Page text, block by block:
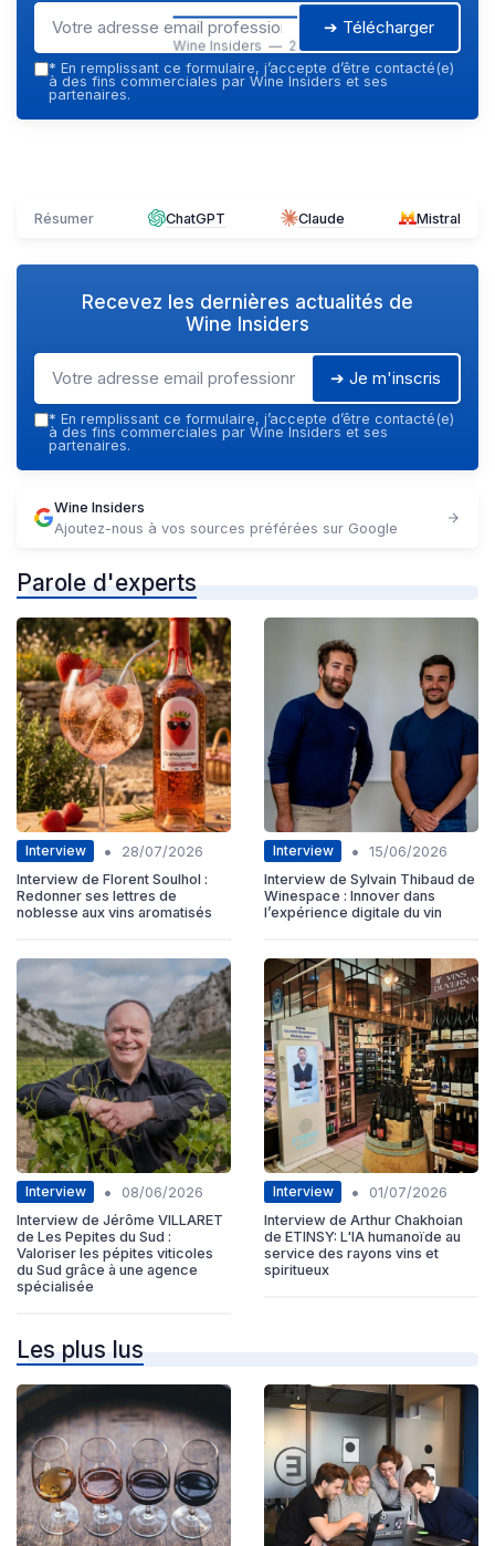
Wine Insiders — 2026
➔ Télécharger
* En remplissant ce formulaire, j’accepte d’être contacté(e)
à des fins commerciales par Wine Insiders et ses
partenaires.
Résumer ChatGPT Claude Mistral
Recevez les dernières actualités de
Wine Insiders
➔ Je m'inscris
* En remplissant ce formulaire, j’accepte d’être contacté(e)
à des fins commerciales par Wine Insiders et ses
partenaires.
Wine Insiders
Ajoutez-nous à vos sources préférées sur Google
Parole d'experts
Interview •
28/07/2026
Interview de Florent Soulhol :
Redonner ses lettres de
noblesse aux vins aromatisés
Interview •
15/06/2026
Interview de Sylvain Thibaud de
Winespace : Innover dans
l’expérience digitale du vin
Interview •
08/06/2026
Interview de Jérôme VILLARET
de Les Pepites du Sud :
Valoriser les pépites viticoles
du Sud grâce à une agence
spécialisée
Interview •
01/07/2026
Interview de Arthur Chakhoian
de ETINSY: L'IA humanoïde au
service des rayons vins et
spiritueux
Les plus lus